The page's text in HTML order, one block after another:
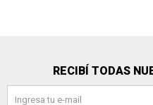
RECIBÍ TODAS